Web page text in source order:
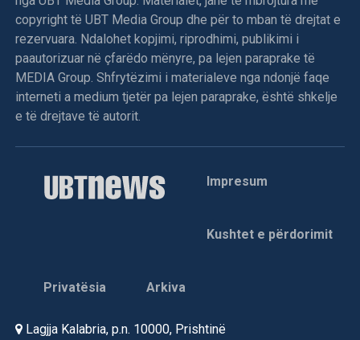
copyright të UBT Media Group dhe për to mban të drejtat e
rezervuara. Ndalohet kopjimi, riprodhimi, publikimi i
paautorizuar në çfarëdo mënyre, pa lejen paraprake të
MEDIA Group. Shfrytëzimi i materialeve nga ndonjë faqe
interneti a medium tjetër pa lejen paraprake, është shkelje
e të drejtave të autorit.
Impresum
Kushtet e përdorimit
Privatësia Arkiva
Lagjja Kalabria, p.n. 10000, Prishtinë